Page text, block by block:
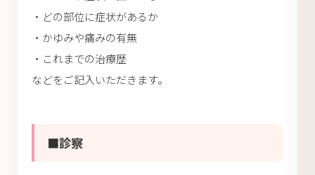
・どの部位に症状があるか
・かゆみや痛みの有無
・これまでの治療歴
などをご記入いただきます。
■診察